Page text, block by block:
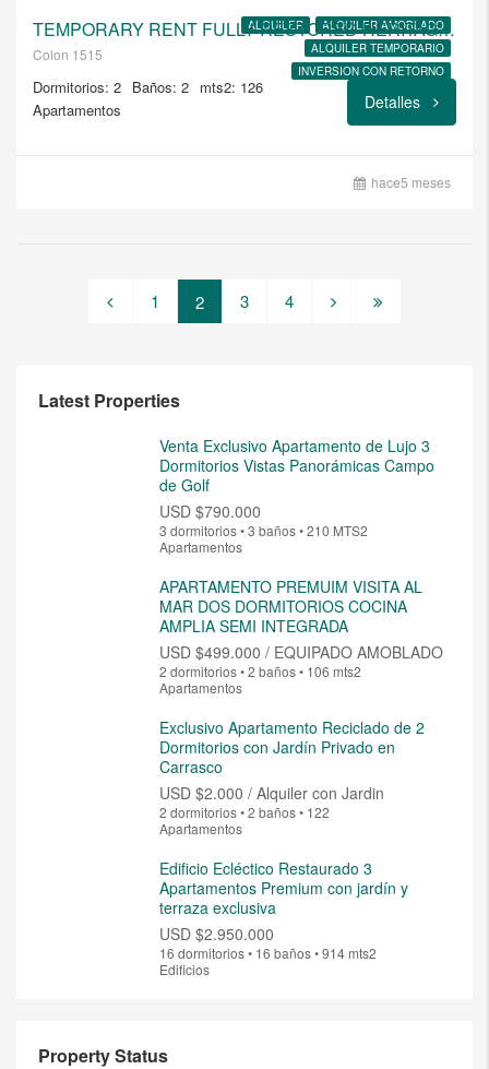
ALQUILER
ALQUILER AMOBLADO
ALQUILER TEMPORARIO
INVERSION CON RETORNO
TEMPORARY RENT FULLY RESTORED HERITAGE LOFT APARTMENT 103
Colon 1515
Dormitorios: 2 Baños: 2 mts2: 126
Apartamentos
Detalles
hace5 meses
1 2 3 4
Latest Properties
Venta Exclusivo Apartamento de Lujo 3
Dormitorios Vistas Panorámicas Campo
de Golf
USD $790.000
3 dormitorios • 3 baños • 210 MTS2
Apartamentos
APARTAMENTO PREMUIM VISITA AL
MAR DOS DORMITORIOS COCINA
AMPLIA SEMI INTEGRADA
USD $499.000 / EQUIPADO AMOBLADO
2 dormitorios • 2 baños • 106 mts2
Apartamentos
Exclusivo Apartamento Reciclado de 2
Dormitorios con Jardín Privado en
Carrasco
USD $2.000 / Alquiler con Jardin
2 dormitorios • 2 baños • 122
Apartamentos
Edificio Ecléctico Restaurado 3
Apartamentos Premium con jardín y
terraza exclusiva
USD $2.950.000
16 dormitorios • 16 baños • 914 mts2
Edificios
Property Status